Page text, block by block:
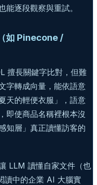
能逐段觀察與重試。
如 Pinecone /
擅長關鍵字比對，但難
字轉成向量，能依語意
天的輕便衣服」，語意
即使商品名稱裡根本沒
知層」真正讀懂訪客的
LLM 讀懂自家文件（也
讀中的企業 AI 大腦實